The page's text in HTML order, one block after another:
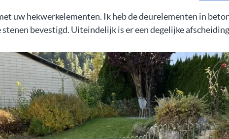
uw hekwerkelementen. Ik heb de deurelementen in
stenen bevestigd. Uiteindelijk is er een degelijke